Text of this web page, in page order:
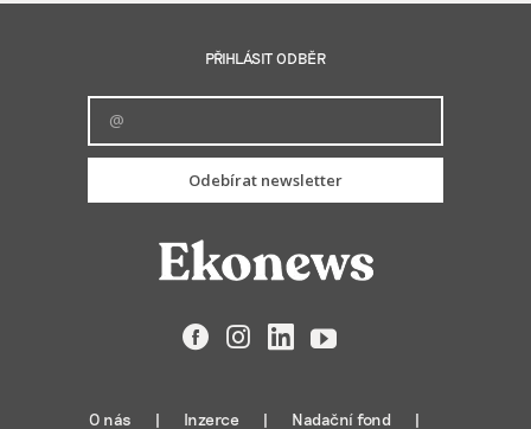
PŘIHLÁSIT ODBĚR
Odebírat newsletter
FacebookInstagramLinkedIn
YouTube
O nás Inzerce Nadační fond